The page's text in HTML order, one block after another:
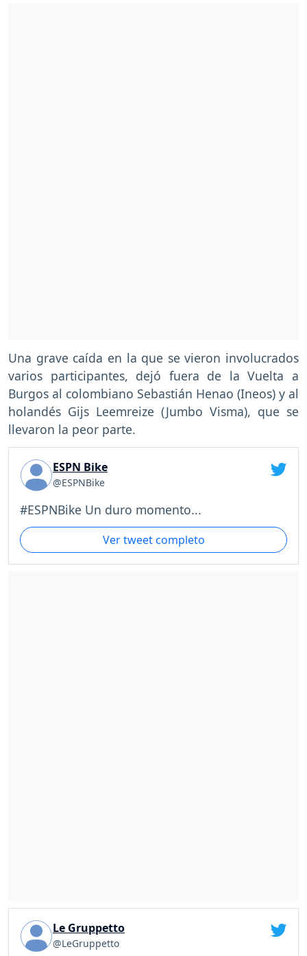
Una grave caída en la que se vieron involucrados
varios participantes, dejó fuera de la Vuelta a
Burgos al colombiano Sebastián Henao (Ineos) y al
holandés Gijs Leemreize (Jumbo Visma), que se
llevaron la peor parte.
ESPN Bike
@ESPNBike
#ESPNBike Un duro momento...
Ver tweet completo
Le Gruppetto
@LeGruppetto